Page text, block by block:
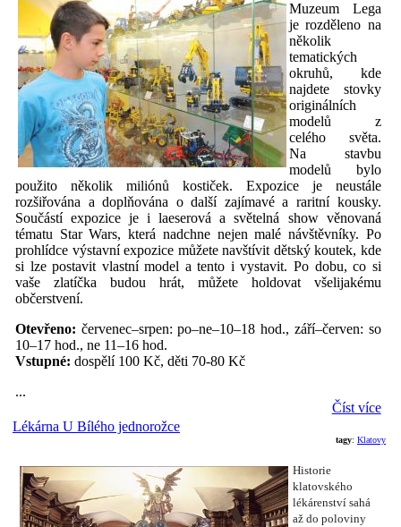
Muzeum Lega
je rozděleno na
několik
tematických
okruhů, kde
najdete stovky
originálních
modelů z
celého světa.
Na stavbu
modelů bylo
použito několik miliónů kostiček. Expozice je neustále
rozšiřována a doplňována o další zajímavé a raritní kousky.
Součástí expozice je i laeserová a světelná show věnovaná
tématu Star Wars, která nadchne nejen malé návštěvníky. Po
prohlídce výstavní expozice můžete navštívit dětský koutek, kde
si lze postavit vlastní model a tento i vystavit. Po dobu, co si
vaše zlatíčka budou hrát, můžete holdovat všelijakému
občerstvení.
Otevřeno: červenec–srpen: po–ne–10–18 hod., září–červen: so
10–17 hod., ne 11–16 hod.
Vstupné: dospělí 100 Kč, děti 70-80 Kč
...
Číst více
tagy: Klatovy
Lékárna U Bílého jednorožce
Historie
klatovského
lékárenství sahá
až do poloviny